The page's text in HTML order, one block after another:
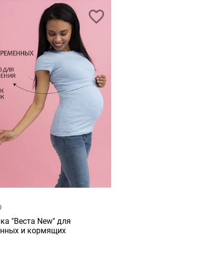
"Веста New" для
и кормящих